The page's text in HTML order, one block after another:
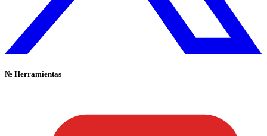
№ Herramientas